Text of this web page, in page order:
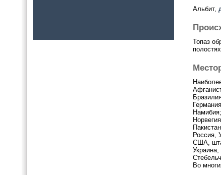
Альбит,
Топаз
Намибия;
Россия,
США,
Во